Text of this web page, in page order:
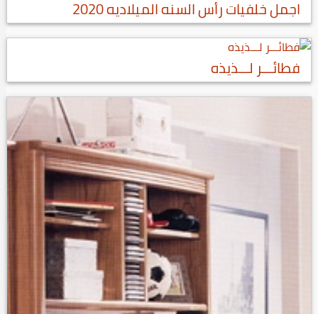
اجمل خلفيات رأس السنه الميلاديه 2020
فطائـــر لـــذيذه